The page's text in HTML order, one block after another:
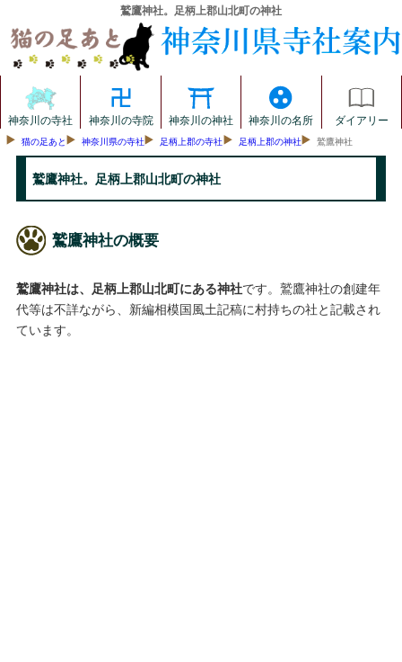
鷲鷹神社。足柄上郡山北町の神社
神奈川の寺社 神奈川の寺院 神奈川の神社 神奈川の名所 ダイアリー
猫の足あと 神奈川県の寺社 足柄上郡の寺社 足柄上郡の神社 鷲鷹神社
鷲鷹神社。足柄上郡山北町の神社
鷲鷹神社の概要
鷲鷹神社は、足柄上郡山北町にある神社です。鷲鷹神社の創建年
代等は不詳ながら、新編相模国風土記稿に村持ちの社と記載され
ています。